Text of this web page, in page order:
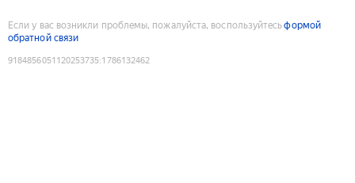
Если у вас возникли проблемы, пожалуйста, воспользуйтесьформой
обратной связи
9184856051120253735:1786132462